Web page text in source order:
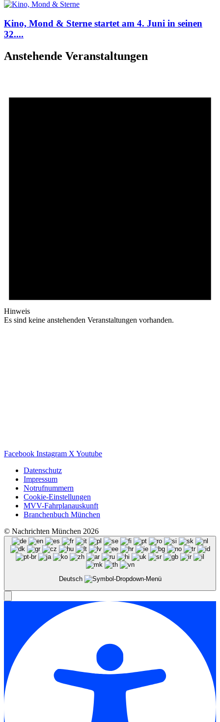
Kino, Mond & Sterne startet am 4. Juni in seinen
32....
Anstehende Veranstaltungen
Hinweis
Es sind keine anstehenden Veranstaltungen vorhanden.
Facebook Instagram X Youtube
Datenschutz
Impressum
Notrufnummern
Cookie-Einstellungen
MVV-Fahrplanauskunft
Branchenbuch München
© Nachrichten München 2026
Deutsch